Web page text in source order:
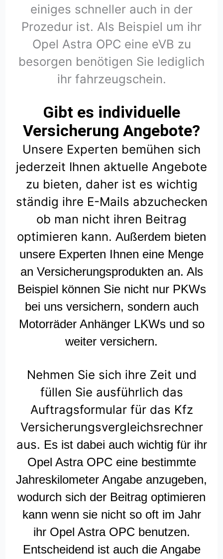
einiges schneller auch in der
Prozedur ist. Als Beispiel um ihr
Opel Astra OPC eine eVB zu
besorgen benötigen Sie lediglich
ihr fahrzeugschein.
Gibt es individuelle
Versicherung Angebote?
Unsere Experten bemühen sich
jederzeit Ihnen aktuelle Angebote
zu bieten, daher ist es wichtig
ständig ihre E-Mails abzuchecken
ob man nicht ihren Beitrag
optimieren kann. Außerdem bieten
unsere Experten Ihnen eine Menge
an Versicherungsprodukten an. Als
Beispiel können Sie nicht nur PKWs
bei uns versichern, sondern auch
Motorräder Anhänger LKWs und so
weiter versichern.
Nehmen Sie sich ihre Zeit und
füllen Sie ausführlich das
Auftragsformular für das Kfz
Versicherungsvergleichsrechner
aus. Es ist dabei auch wichtig für ihr
Opel Astra OPC eine bestimmte
Jahreskilometer Angabe anzugeben,
wodurch sich der Beitrag optimieren
kann wenn sie nicht so oft im Jahr
ihr Opel Astra OPC benutzen.
Entscheidend ist auch die Angabe